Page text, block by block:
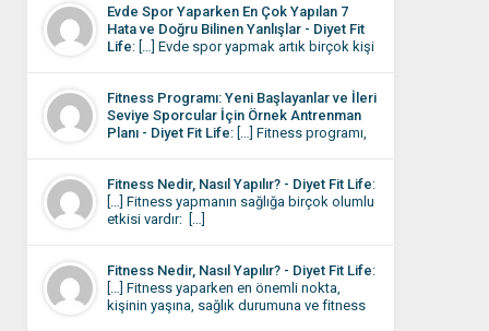
düşüren en önemli etkendir. Aslında
burada sorun çoğu zaman eksik çalışmak
değil, bazı küçük detayların gözden
Evde Spor Yaparken En Çok Yapılan 7
Hata ve Doğru Bilinen Yanlışlar - Diyet Fit
Life: […] Evde spor yapmak artık birçok kişi
evinde daha rahat eden kişiler, çözümü
kendi programını oluşturmada buluyor.
Evde spor rutini oturduktan sonra bile
Fitness Programı: Yeni Başlayanlar ve İleri
Seviye Sporcular İçin Örnek Antrenman
Planı - Diyet Fit Life: […] Fitness programı,
Kas kütlesini artırmak, kilo vermek,
dayanıklılığı yükseltmek veya genel sağlığı
iyileştirmek için farklı egzersiz planları
sporcular için örnek antrenman planları yer
almaktadır. […]
Fitness Nedir, Nasıl Yapılır? - Diyet Fit Life:
[…] Fitness yapmanın sağlığa birçok olumlu
etkisi vardır: […]
Fitness Nedir, Nasıl Yapılır? - Diyet Fit Life:
[…] Fitness yaparken en önemli nokta,
kişinin yaşına, sağlık durumuna ve fitness